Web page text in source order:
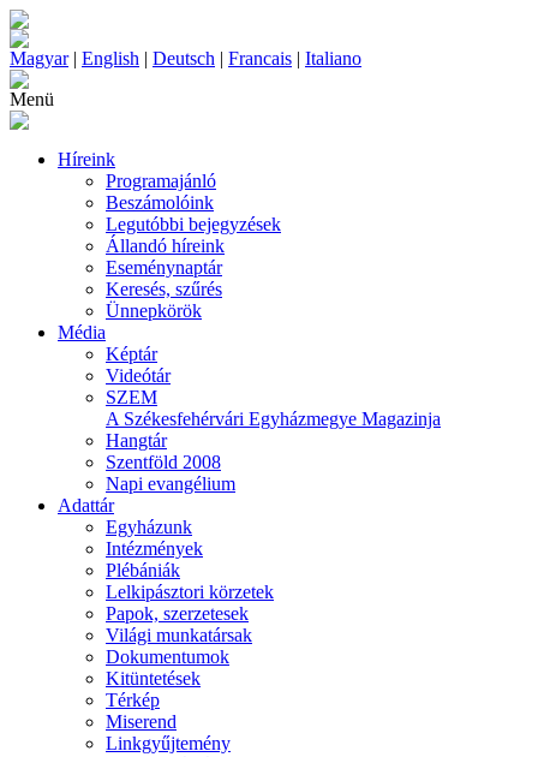
Magyar| English | Deutsch | Francais | Italiano
Menü
Híreink
Programajánló
Beszámolóink
Legutóbbi bejegyzések
Állandó híreink
Eseménynaptár
Keresés, szűrés
Ünnepkörök
Média
Képtár
Videótár
SZEM
A Székesfehérvári Egyházmegye Magazinja
Hangtár
Szentföld 2008
Napi evangélium
Adattár
Egyházunk
Intézmények
Plébániák
Lelkipásztori körzetek
Papok, szerzetesek
Világi munkatársak
Dokumentumok
Kitüntetések
Térkép
Miserend
Linkgyűjtemény